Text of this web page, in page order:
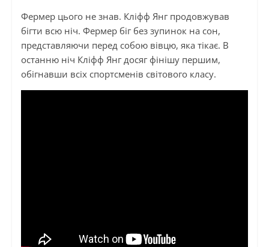
Фермер цього не знав. Кліфф Янг продовжував
бігти всю ніч. Фермер біг без зупинок на сон,
представляючи перед собою вівцю, яка тікає. В
останню ніч Кліфф Янг досяг фінішу першим,
обігнавши всіх спортсменів світового класу.